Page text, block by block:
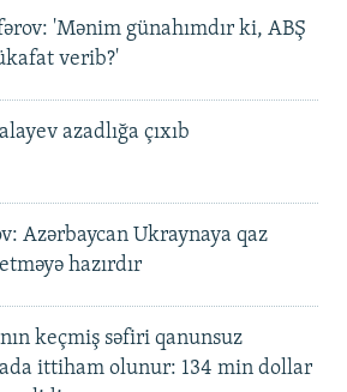
'Mənim günahımdır ki, ABŞ
verib?'
azadlığa çıxıb
Azərbaycan Ukraynaya qaz
hazırdır
keçmiş səfiri qanunsuz
ittiham olunur: 134 min dollar